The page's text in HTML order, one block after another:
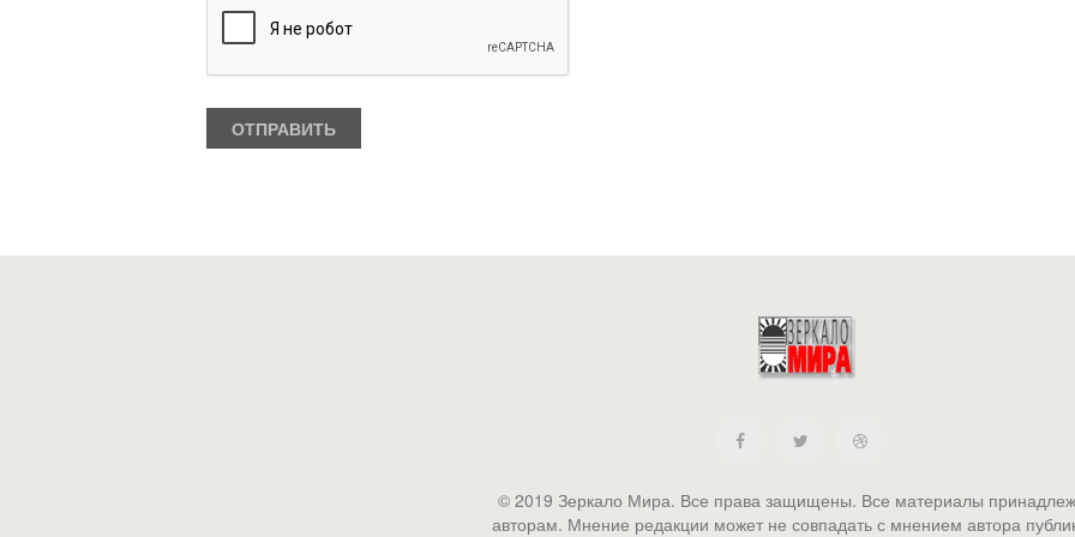
© 2019 Зеркало Мира. Все права защищены. Все материалы
авторам. Мнение редакции может не совпадать с мнением автора